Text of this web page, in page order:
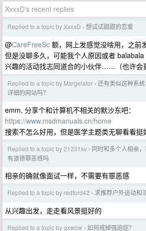
XxxxD's recent replies
Replied to a topic by XxxxD › 想试试甜甜的恋爱
@CareFreeSc 额，网上发感觉没啥用，之前
但是没聊多久，可能我个人原因或者
兴趣的活动找志同道合的小伙伴……（也许会
Replied to a topic by Margelator › 还有类似这种系统
详细的网站吗？
emm, 分享个和计算机不相关的默沙东吧：
https://www.msdmanuals.cn/home
搜索不怎么好用，但是医学主题类无聊看看挺
Replied to a topic by 21231sv › 同时和多个人相亲
有道德罪恶感吗
相亲的确就像面试一样，不需要有罪恶感
Replied to a topic by redford42 › 求推荐户外运动和
从兴趣出发，走走看风景挺好的
Replied to a topic by gxwow › 如何戒掉强迫症？